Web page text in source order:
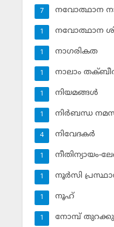
നവോത്ഥാന
7
നവോത്ഥാന
1
നാഗരികത
1
നാലാം
1
നിയമങ്ങള്‍
1
നിര്‍ബന്ധ
1
നിവേദകര്‍
4
നീതിന്യായം-
1
നൂര്‍സി
1
നൂഹ്‌
1
നോമ്പ്
1